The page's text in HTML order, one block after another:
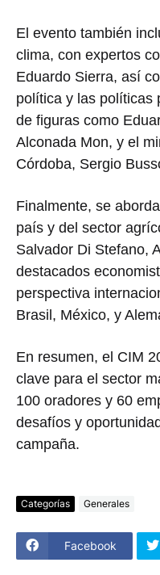
El evento también
clima, con expertos
Eduardo Sierra, así
política y las políticas
de figuras como
Alconada Mon, y el
Córdoba, Sergio
Finalmente, se
país y del sector
Salvador Di Stefano,
destacados
perspectiva
Brasil, México, y
En resumen, el CIM
clave para el sector
100 oradores y 60
desafíos y
campaña.
Categorías Generales
Facebook